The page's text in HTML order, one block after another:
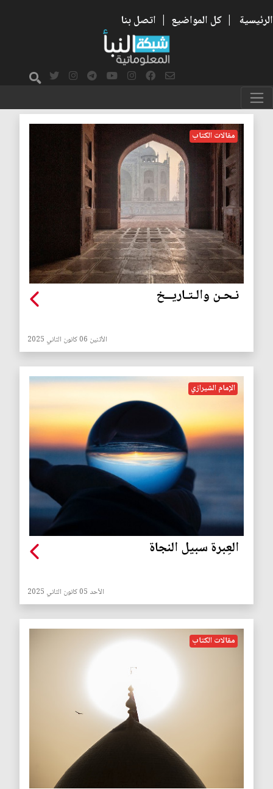
الرئيسية | كل المواضيع | اتصل بنا
تاريخ
مقالات الكتاب
نـحـن والـتـاريــخ
الأثنين 06 كانون الثاني 2025
الإمام الشيرازي
العِبرة سبيل النجاة
الأحد 05 كانون الثاني 2025
مقالات الكتاب